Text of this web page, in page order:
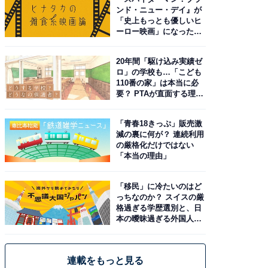
ンド・ニュー・デイ』が
「史上もっとも優しいヒ
ーロー映画」になった理
20年間「駆け込み実績ゼ
ロ」の学校も…「こども
110番の家」は本当に必
要？ PTAが直面する理想
「青春18きっぷ」販売激
減の裏に何が？ 連続利用
の厳格化だけではない
「本当の理由」
「移民」に冷たいのはど
っちなのか？ スイスの厳
格過ぎる学歴選別と、日
本の曖昧過ぎる外国人政
連載をもっと見る